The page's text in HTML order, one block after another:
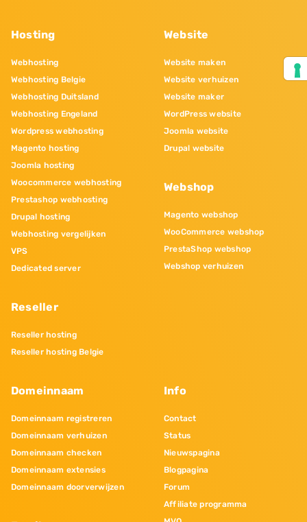
Hosting
Webhosting
Webhosting Belgie
Webhosting Duitsland
Webhosting Engeland
Wordpress webhosting
Magento hosting
Joomla hosting
Woocommerce webhosting
Prestashop webhosting
Drupal hosting
Webhosting vergelijken
VPS
Dedicated server
Reseller
Reseller hosting
Reseller hosting Belgie
Website
Website maken
Website verhuizen
Website maker
WordPress website
Joomla website
Drupal website
Webshop
Magento webshop
WooCommerce webshop
PrestaShop webshop
Webshop verhuizen
Domeinnaam
Domeinnaam registreren
Domeinnaam verhuizen
Domeinnaam checken
Domeinnaam extensies
Domeinnaam doorverwijzen
Info
Contact
Status
Nieuwspagina
Blogpagina
Forum
Affiliate programma